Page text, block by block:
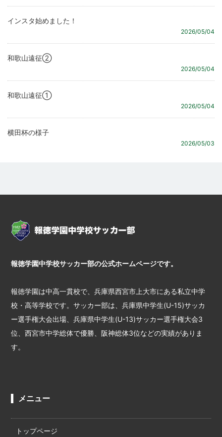
インスタ始めました！
2026/05/04
和歌山遠征②
2026/05/04
和歌山遠征①
2026/05/04
横田杯の様子
2026/05/03
報徳学園中学校サッカー部の公式ホームページです。
報徳学園は中高一貫校で、兵庫県西宮市上大市にある私立中学
校・高等学校です。サッカー部は、兵庫県中学生(U-15)サッカ
ー選手権大会出場、兵庫県中学生(U-13)サッカー選手権大会3
位、西宮市中学総体で優勝、阪神総体3位などの実績がありま
す。
メニュー
トップページ